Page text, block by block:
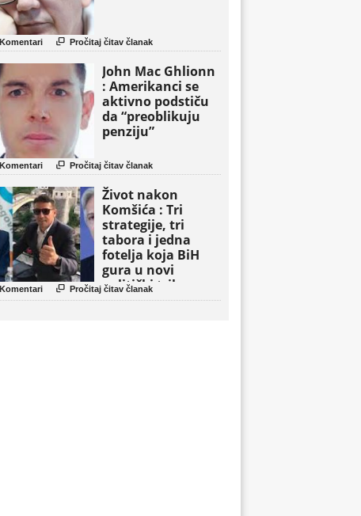
Komentari  Pročitaj čitav članak
John Mac Ghlionn
: Amerikanci se
aktivno podstiču
da “preoblikuju
penziju”
Komentari  Pročitaj čitav članak
Život nakon
Komšića : Tri
strategije, tri
tabora i jedna
fotelja koja BiH
gura u novi
politički triler
Komentari  Pročitaj čitav članak